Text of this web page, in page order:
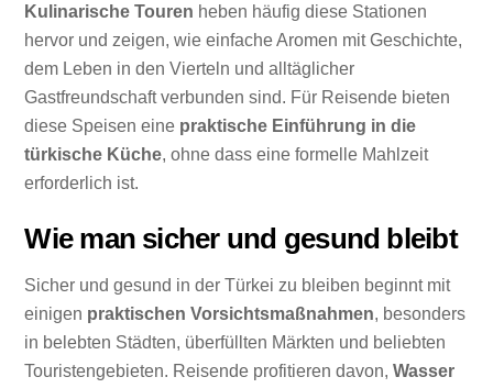
Kulinarische Touren heben häufig diese Stationen
hervor und zeigen, wie einfache Aromen mit Geschichte,
dem Leben in den Vierteln und alltäglicher
Gastfreundschaft verbunden sind. Für Reisende bieten
diese Speisen eine praktische Einführung in die
türkische Küche, ohne dass eine formelle Mahlzeit
erforderlich ist.
Wie man sicher und gesund bleibt
Sicher und gesund in der Türkei zu bleiben beginnt mit
einigen praktischen Vorsichtsmaßnahmen, besonders
in belebten Städten, überfüllten Märkten und beliebten
Touristengebieten. Reisende profitieren davon,Wasser